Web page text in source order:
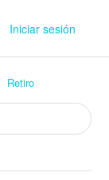
Iniciar sesión
Retiro